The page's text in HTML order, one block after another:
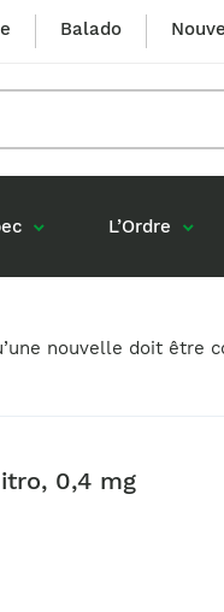
Balado
Formation
L’Ordre
Louis-Hébert
nouvelle doit être
0,4 mg